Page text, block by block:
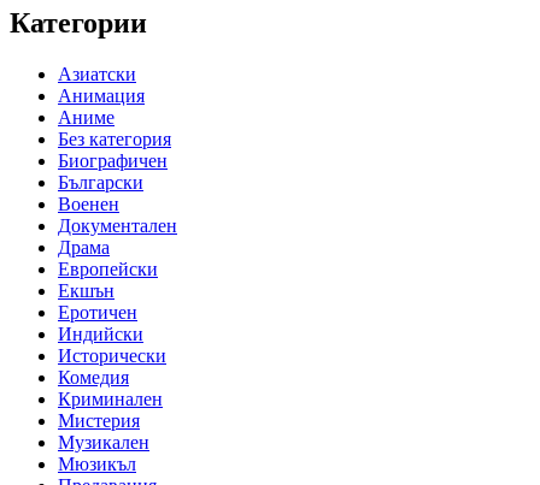
Категории
Азиатски
Анимация
Аниме
Без категория
Биографичен
Български
Военен
Документален
Драма
Европейски
Екшън
Еротичен
Индийски
Исторически
Комедия
Криминален
Мистерия
Музикален
Мюзикъл